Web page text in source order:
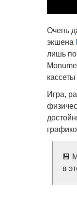
Очень
экшена
лишь
Игра,
💾
в